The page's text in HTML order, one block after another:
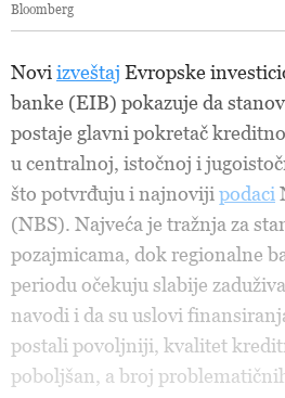
Bloomberg
Novi izveštaj Evropske
banke (EIB) pokazuje da
postaje glavni pokretač
u centralnoj, istočnoj i
što potvrđuju i najnoviji podaci
(NBS). Najveća je tražnja za
pozajmicama, dok regionalne
periodu očekuju slabije
navodi i da su uslovi
postali povoljniji, kvalitet
poboljšan, a broj